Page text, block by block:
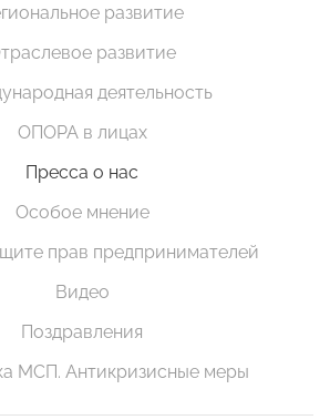
развитие
развитие
деятельность
ОПОРА в лицах
Пресса о нас
Особое мнение
прав предпринимателей
Видео
Поздравления
МСП. Антикризисные меры